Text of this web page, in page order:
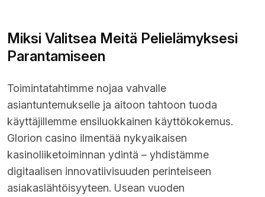
Miksi Valitsea Meitä Pelielämyksesi
Parantamiseen
Toimintatahtimme nojaa vahvalle
asiantuntemukselle ja aitoon tahtoon tuoda
käyttäjillemme ensiluokkainen käyttökokemus.
Glorion casino ilmentää nykyaikaisen
kasinoliiketoiminnan ydintä – yhdistämme
digitaalisen innovatiivisuuden perinteiseen
asiakaslähtöisyyteen. Usean vuoden